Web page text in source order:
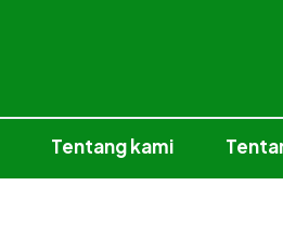
Tentang kami